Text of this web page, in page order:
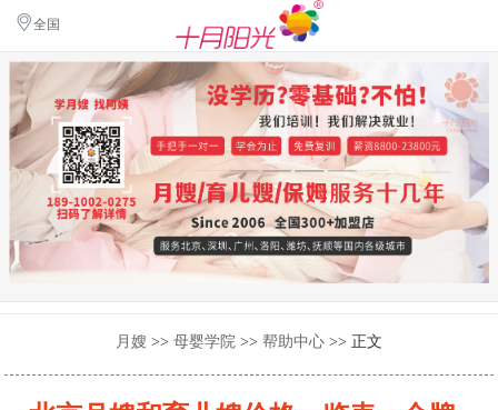
全国
月嫂 >> 母婴学院 >> 帮助中心 >> 正文